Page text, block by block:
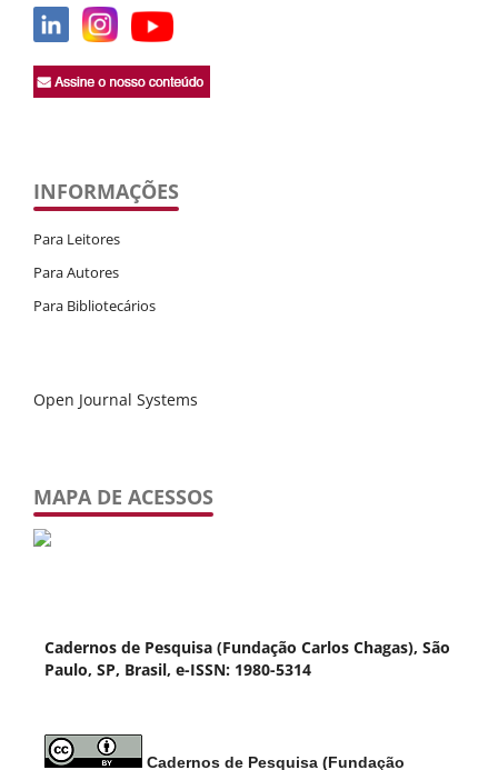
INFORMAÇÕES
Para Leitores
Para Autores
Para Bibliotecários
Open Journal Systems
MAPA DE ACESSOS
Cadernos de Pesquisa (Fundação Carlos Chagas), São
Paulo, SP, Brasil, e-ISSN: 1980-5314
Cadernos de Pesquisa (Fundação